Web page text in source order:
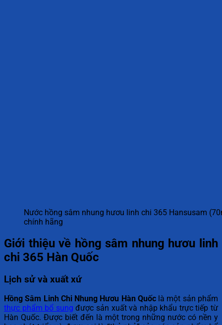
Nước hồng sâm nhung hươu linh chi 365 Hansusam
chính hãng
Giới thiệu về hồng sâm nhung hươu linh
chi 365 Hàn Quốc
Lịch sử và xuất xứ
Hồng Sâm Linh Chi Nhung Hươu Hàn Quốclà một sản phẩm
thực phẩm bổ sung được sản xuất và nhập khẩu trực tiếp từ
Hàn Quốc. Được biết đến là một trong những nước có nền y